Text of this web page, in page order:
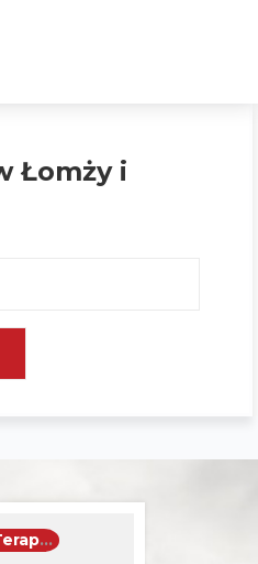
Łomży i
Psycholog / Terapeuta indywidualny